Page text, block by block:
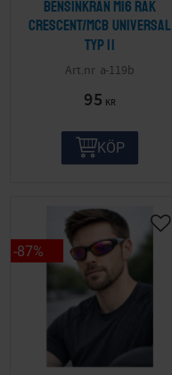
Bensinkran M16 Rak
Crescent/MCB Universal
Typ II
a-119b
95 KR
KÖP
87%